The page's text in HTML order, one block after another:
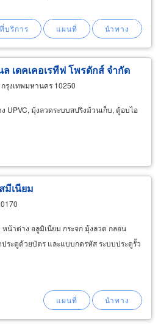
าณ รับประกันและ
ตั้ง งานติดตั้ง
เดคเคอเรทีฟ โพรดักส์ จำกัด
รุงเทพมหานคร 10250
UPVC, มุ้งลวดระบบสปริงม้วนเก็บ, ตู้อบไอ
มีเนียม
น้าต่าง อลูมิเนียม กระจก มุ้งลวด กลอน
ระตูด้วยบัตร และแบบกดรหัส ระบบประตูรั้ว